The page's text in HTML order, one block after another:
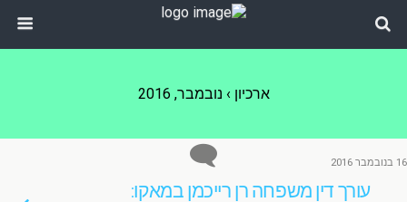
ארכיון › נובמבר, 2016
16 בנובמבר 2016
עורך דין משפחה רן רייכמן במאקו: